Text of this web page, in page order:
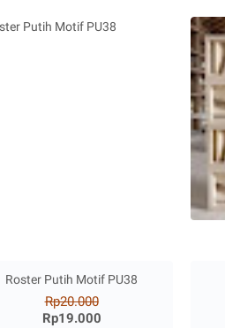
Roster Putih Motif PU38
Rp20.000
Rp19.000